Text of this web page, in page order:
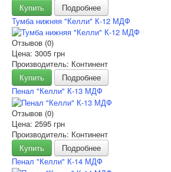
Купить
Подробнее
Тумба нижняя "Келли" К-12 МДФ
Отзывов (0)
Цена: 3005 грн
Производитель: Континент
Купить
Подробнее
Пенал "Келли" К-13 МДФ
Отзывов (0)
Цена: 2595 грн
Производитель: Континент
Купить
Подробнее
Пенал "Келли" К-14 МДФ